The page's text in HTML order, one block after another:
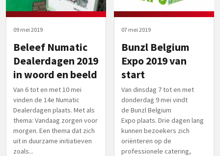
09 mei 2019
Beleef Numatic
Dealerdagen 2019
in woord en beeld
Van 6 tot en met 10 mei
vinden de 14e Numatic
Dealerdagen plaats. Met als
thema: Vandaag zorgen voor
morgen. Een thema dat zich
uit in duurzame initiatieven
zoals...
07 mei 2019
Bunzl Belgium
Expo 2019 van
start
Van dinsdag 7 tot en met
donderdag 9 mei vindt
de Bunzl Belgium
Expo plaats. Drie dagen lang
kunnen bezoekers zich
oriënteren op de
professionele catering,